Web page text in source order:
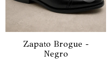
Zapato Brogue -
Negro